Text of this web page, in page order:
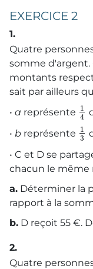
EXERCICE 2
1.
Quatre
somme d'argent.
montants
sait par ailleurs
• a représente 1
4
• b représente 1
3
• C et D se
chacun le même
a. Déterminer la
rapport à la
b. D reçoit 55 €.
2.
Quatre